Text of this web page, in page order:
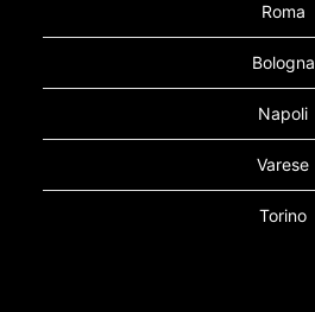
Roma
Bologna
Napoli
Varese
Torino